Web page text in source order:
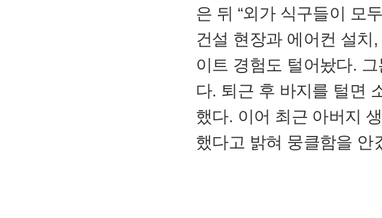
은 뒤 “외가 식구들이 모
건설 현장과 에어컨 설치
이트 경험도 털어놨다.
다. 퇴근 후 바지를 털면
했다. 이어 최근 아버지
했다고 밝혀 뭉클함을 안